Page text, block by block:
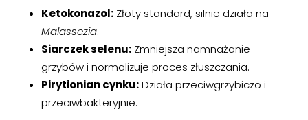
Ketokonazol:Złoty standard, silnie działa na
Malassezia.
Siarczek selenu:Zmniejsza namnażanie
grzybów i normalizuje proces złuszczania.
Pirytionian cynku:Działa przeciwgrzybiczo i
przeciwbakteryjnie.